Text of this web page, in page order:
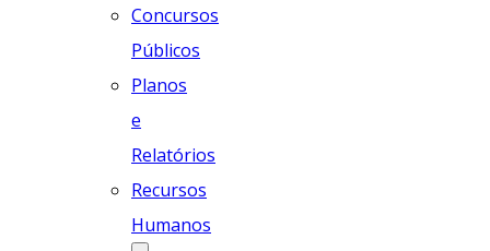
Concursos
Públicos
Planos
e
Relatórios
Recursos
Humanos